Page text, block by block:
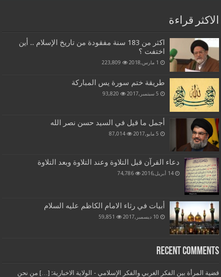
الاكثر قراءة
اكثر من 183 سنة مفقودة من تاريخ الإسلام .. أين
اختفت ؟
1 مارس,2018 223,809
طريقة ختم سورة يس المباركة
5 سبتمبر,2017 93,820
أجمل ما قيل في السيد حسن نصر الله
5 مايو,2017 87,014
دعاء القرآن قبل التلاوة وعند التلاوة وبعد التلاوة
14 أبريل,2016 74,786
أبيات في رثاء الامام الكاظم عليه السلام
10 ديسمبر,2017 59,851
Recent Comments
قضية المرأة بين الفكر الغربي والفكر الإسلامي - الولاية الاخبارية: […] من نحن